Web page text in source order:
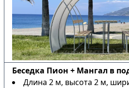
Беседка Пион + Мангал в
Длина 2 м, высота 2 м,